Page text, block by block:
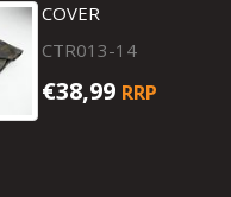
COVER
CTR013-14
€38,99 RRP